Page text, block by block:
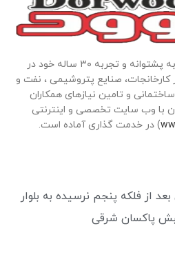
” با توجه به پشتوانه و تجربه ۳۰ ساله خود در
کارخانجات، صنایع پتروشیمی ، نفت و
و تامین نیازهای همکاران
با وب سایت تخصصی و اینترنتی
از فلکه پنجم نرسیده به بلوار
پاکسان شرقی